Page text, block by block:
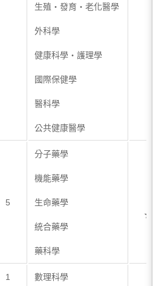
生殖・發育・老化醫學
外科學
健康科學・護理學
國際保健學
醫科學
公共健康醫學
5
分子藥學
機能藥學
生命藥學
統合藥學
藥科學
1 數理科學